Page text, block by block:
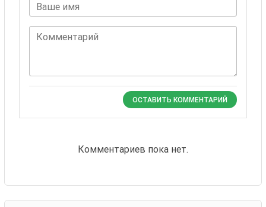
Ваше имя
Комментарий
ОСТАВИТЬ КОММЕНТАРИЙ
Комментариев пока нет.